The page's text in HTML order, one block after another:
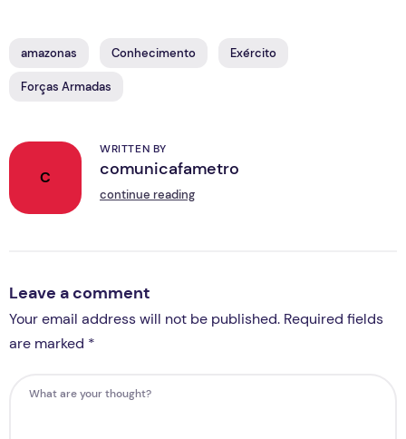
amazonas Conhecimento Exército
Forças Armadas
C
WRITTEN BY
comunicafametro
continue reading
Leave a comment
Your email address will not be published. Required fields
are marked *